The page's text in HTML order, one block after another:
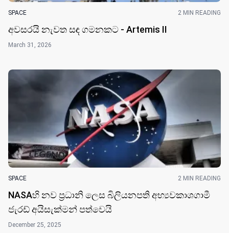
SPACE 2 MIN READING
අවසරයි නැවත සඳ ගමනකට - Artemis II
March 31, 2026
SPACE 2 MIN READING
NASAහි නව ප්‍රධානි ලෙස බිලියනපති අභ්‍යවකාශගාමී
ජැරඩ් අයිසැක්මන් පත්වෙයි
December 25, 2025